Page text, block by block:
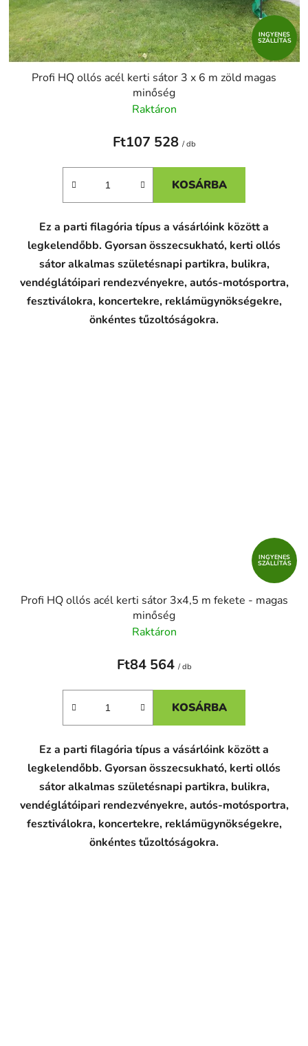
INGYENES
SZÁLLÍTÁS
Profi HQ ollós acél kerti sátor 3 x 6 m zöld magas
minőség
Raktáron
Ft107 528 / db
KOSÁRBA
Ez a parti filagória típus a vásárlóink között a
legkelendőbb. Gyorsan összecsukható, kerti ollós
sátor alkalmas születésnapi partikra, bulikra,
vendéglátóipari rendezvényekre, autós-motósportra,
fesztiválokra, koncertekre, reklámügynökségekre,
önkéntes tűzoltóságokra.
INGYENES
SZÁLLÍTÁS
Profi HQ ollós acél kerti sátor 3x4,5 m fekete - magas
minőség
Raktáron
Ft84 564 / db
KOSÁRBA
Ez a parti filagória típus a vásárlóink között a
legkelendőbb. Gyorsan összecsukható, kerti ollós
sátor alkalmas születésnapi partikra, bulikra,
vendéglátóipari rendezvényekre, autós-motósportra,
fesztiválokra, koncertekre, reklámügynökségekre,
önkéntes tűzoltóságokra.